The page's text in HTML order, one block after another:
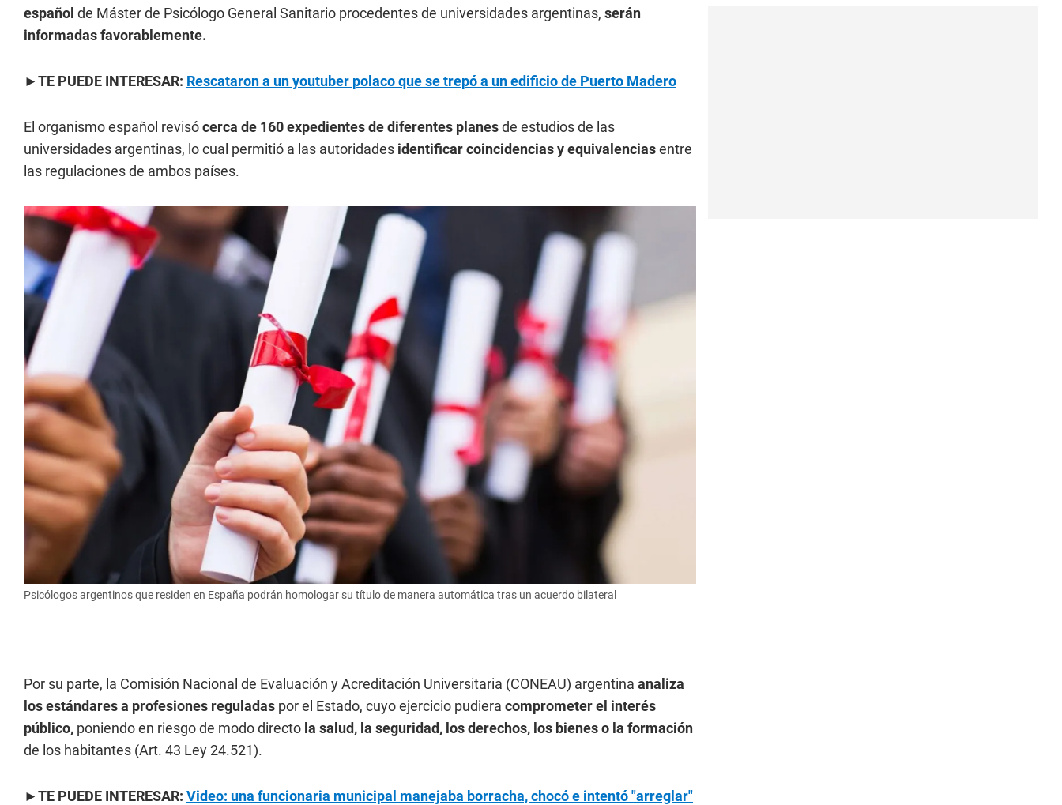
español de Máster de Psicólogo General Sanitario procedentes de universidades argentinas, serán
informadas favorablemente.
►TE PUEDE INTERESAR: Rescataron a un youtuber polaco que se trepó a un edificio de Puerto Madero
El organismo español revisócerca de 160 expedientes de diferentes planesde estudios de las
universidades argentinas, lo cual permitió a las autoridades identificar coincidencias y equivalenciasentre
las regulaciones de ambos países.
Psicólogos argentinos que residen en España podrán homologar su título de manera automática tras un acuerdo bilateral
Por su parte, la Comisión Nacional de Evaluación y Acreditación Universitaria (CONEAU) argentina analiza
los estándares a profesiones reguladas por el Estado, cuyo ejercicio pudiera comprometer el interés
público, poniendo en riesgo de modo directo la salud, la seguridad, los derechos, los bienes o la formación
de los habitantes (Art. 43 Ley 24.521).
►TE PUEDE INTERESAR: Video: una funcionaria municipal manejaba borracha, chocó e intentó "arreglar"